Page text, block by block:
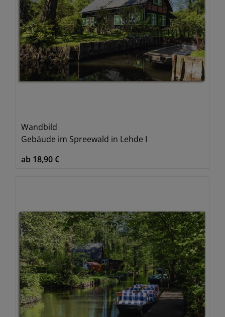
Wandbild
Gebäude im Spreewald in Lehde I
ab 18,90 €